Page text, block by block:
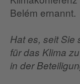
Belém ernannt.
Hat es, seit Sie
für das Klima
in der